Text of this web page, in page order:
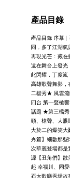
產品目錄
產品目錄 序幕
同，多了江湖氣
再現光芒：藏在
遠在舞台上發光
此閃耀．丁度
高雄歌聲舞影
二檔秀★ 風雲流
四台 第一聲槍
話題 ★第三檔
頭、槍聲、大
大於二的爆笑
秀篇】細數那些
次華麗登場都是
源【丑角們】
起 幸福川、同
石大歌廳秀場故